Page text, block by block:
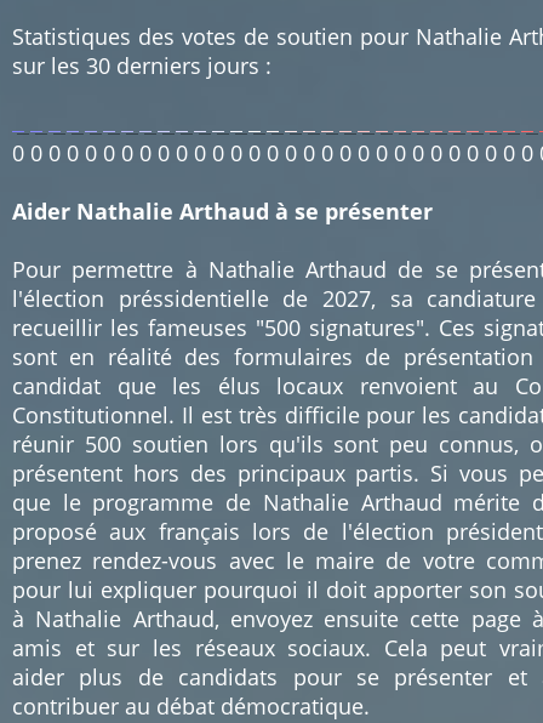
Statistiques des votes de soutien pour Nathalie
sur les 30 derniers jours :
0 0 0 0 0 0 0 0 0 0 0 0 0 0 0 0 0 0 0 0 0 0 0 0 0 0 0 0 0
Aider Nathalie Arthaud à se présenter
Pour permettre à Nathalie Arthaud de se
l'élection préssidentielle de 2027, sa
recueillir les fameuses "500 signatures". Ces
sont en réalité des formulaires de présentation
candidat que les élus locaux renvoient au
Constitutionnel. Il est très difficile pour les
réunir 500 soutien lors qu'ils sont peu connus,
présentent hors des principaux partis. Si vous
que le programme de Nathalie Arthaud mérite
proposé aux français lors de l'élection
prenez rendez-vous avec le maire de votre
pour lui expliquer pourquoi il doit apporter son
à Nathalie Arthaud, envoyez ensuite cette page
amis et sur les réseaux sociaux. Cela peut
aider plus de candidats pour se présenter et
contribuer au débat démocratique.